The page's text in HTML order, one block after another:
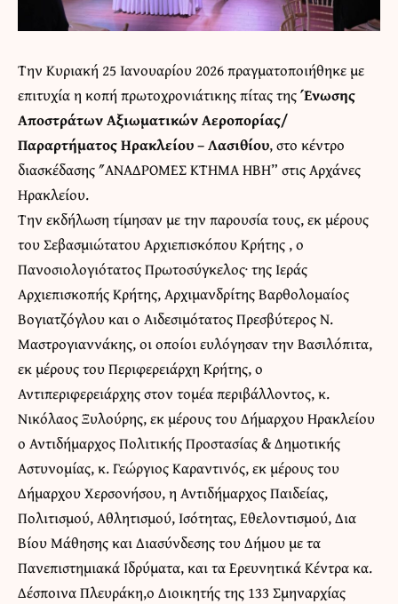
Την Κυριακή 25 Ιανουαρίου 2026 πραγματοποιήθηκε με
επιτυχία η κοπή πρωτοχρονιάτικης πίτας τηςΈνωσης
Αποστράτων Αξιωματικών Αεροπορίας/
Παραρτήματος Ηρακλείου – Λασιθίου, στο κέντρο
διασκέδασης ″ΑΝΑΔΡΟΜΕΣ ΚΤΗΜΑ ΗΒΗ” στις Αρχάνες
Ηρακλείου.
Την εκδήλωση τίμησαν με την παρουσία τους, εκ μέρους
του Σεβασμιώτατου Αρχιεπισκόπου Κρήτης , ο
Πανοσιολογιότατος Πρωτοσύγκελος· της Ιεράς
Αρχιεπισκοπής Κρήτης, Αρχιμανδρίτης Βαρθολομαίος
Βογιατζόγλου και ο Αιδεσιμότατος Πρεσβύτερος Ν.
Μαστρογιαννάκης, οι οποίοι ευλόγησαν την Βασιλόπιτα,
εκ μέρους του Περιφερειάρχη Κρήτης, ο
Αντιπεριφερειάρχης στον τομέα περιβάλλοντος, κ.
Νικόλαος Ξυλούρης, εκ μέρους του Δήμαρχου Ηρακλείου
ο Αντιδήμαρχος Πολιτικής Προστασίας & Δημοτικής
Αστυνομίας, κ. Γεώργιος Καραντινός, εκ μέρους του
Δήμαρχου Χερσονήσου, η Αντιδήμαρχος Παιδείας,
Πολιτισμού, Αθλητισμού, Ισότητας, Εθελοντισμού, Δια
Βίου Μάθησης και Διασύνδεσης του Δήμου με τα
Πανεπιστημιακά Ιδρύματα, και τα Ερευνητικά Κέντρα κα.
Δέσποινα Πλευράκη,ο Διοικητής της 133 Σμηναρχίας